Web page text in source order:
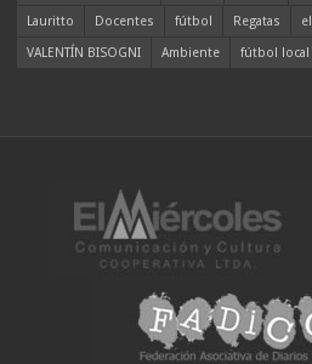
Lauritto
Docentes fútbol Regatas
VALENTÍN BISOGNI
Ambiente fútbol local